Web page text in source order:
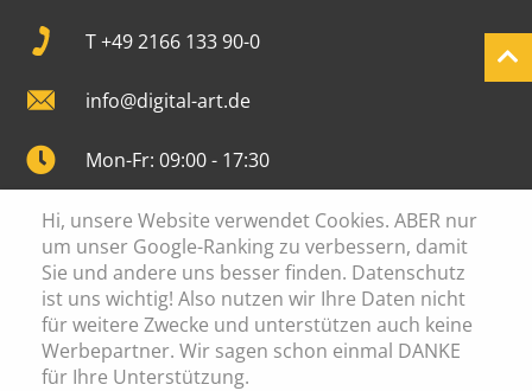
T +49 2166 133 90-0
info@digital-art.de
Mon-Fr: 09:00 - 17:30
Cookie Einstellung
Datenschutz
Impressum
Hi, unsere Website verwendet Cookies. ABER nur
um unser Google-Ranking zu verbessern, damit
Sie und andere uns besser finden. Datenschutz
ist uns wichtig! Also nutzen wir Ihre Daten nicht
für weitere Zwecke und unterstützen auch keine
Werbepartner. Wir sagen schon einmal DANKE
für Ihre Unterstützung.